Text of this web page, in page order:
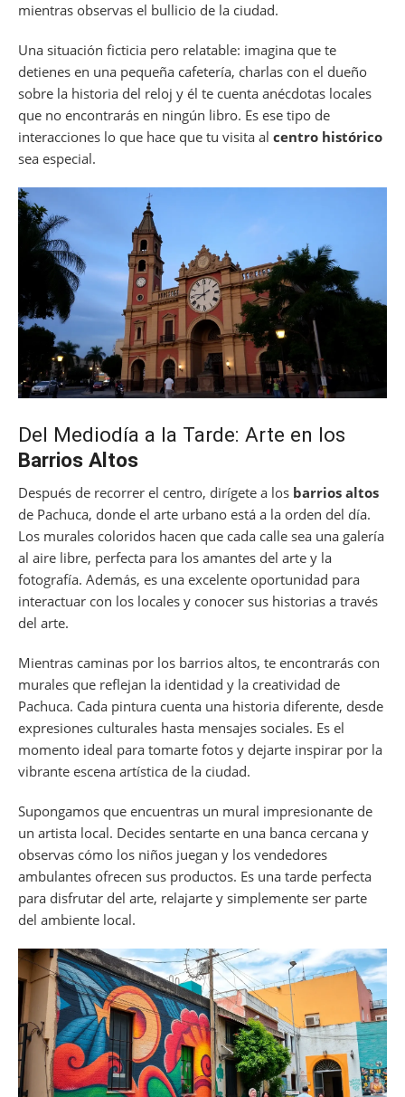
mientras observas el bullicio de la ciudad.
Una situación ficticia pero relatable: imagina que te
detienes en una pequeña cafetería, charlas con el dueño
sobre la historia del reloj y él te cuenta anécdotas locales
que no encontrarás en ningún libro. Es ese tipo de
interacciones lo que hace que tu visita al centro histórico
sea especial.
Del Mediodía a la Tarde: Arte en los
Barrios Altos
Después de recorrer el centro, dirígete a los barrios altos
de Pachuca, donde el arte urbano está a la orden del día.
Los murales coloridos hacen que cada calle sea una galería
al aire libre, perfecta para los amantes del arte y la
fotografía. Además, es una excelente oportunidad para
interactuar con los locales y conocer sus historias a través
del arte.
Mientras caminas por los barrios altos, te encontrarás con
murales que reflejan la identidad y la creatividad de
Pachuca. Cada pintura cuenta una historia diferente, desde
expresiones culturales hasta mensajes sociales. Es el
momento ideal para tomarte fotos y dejarte inspirar por la
vibrante escena artística de la ciudad.
Supongamos que encuentras un mural impresionante de
un artista local. Decides sentarte en una banca cercana y
observas cómo los niños juegan y los vendedores
ambulantes ofrecen sus productos. Es una tarde perfecta
para disfrutar del arte, relajarte y simplemente ser parte
del ambiente local.